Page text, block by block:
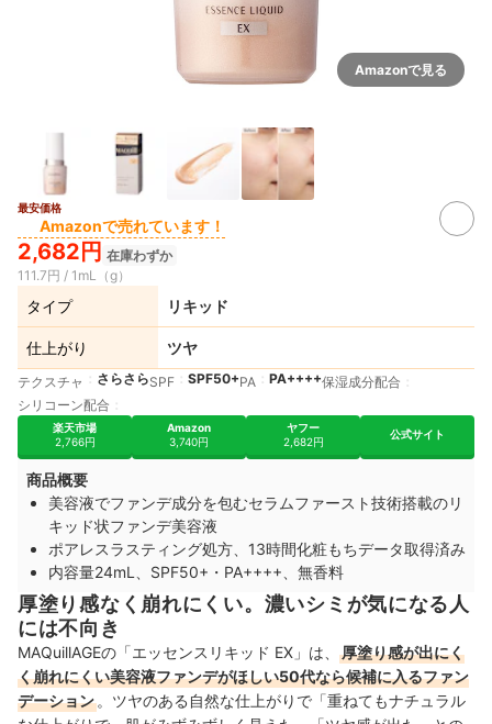
Amazonで見る
最安価格
Amazonで売れています！
2,682円 在庫わずか
111.7円 / 1mL（g）
タイプ リキッド
仕上がり ツヤ
テクスチャ さらさらSPF SPF50+PA PA++++保湿成分配合
シリコーン配合
楽天市場
2,766円
Amazon
3,740円
ヤフー
2,682円
公式サイト
商品概要
美容液でファンデ成分を包むセラムファースト技術搭載のリ
キッド状ファンデ美容液
ポアレスラスティング処方、13時間化粧もちデータ取得済み
内容量24mL、SPF50+・PA++++、無香料
厚塗り感なく崩れにくい。濃いシミが気になる人
には不向き
MAQuillAGEの「エッセンスリキッド EX」は、
厚塗り感が出にく
く崩れにくい美容液ファンデがほしい50代なら候補に入るファン
デーション 。ツヤのある自然な仕上がりで 「重ねてもナチュラル